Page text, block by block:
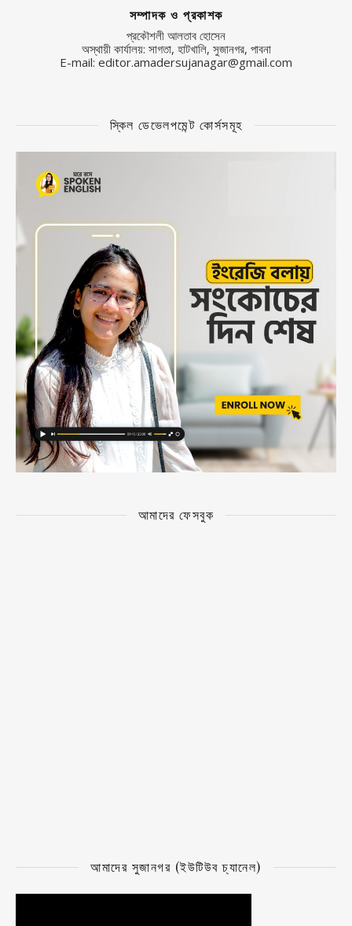
সম্পাদক ও প্রকাশক
প্রকৌশলী আলতাব হোসেন
অস্থায়ী কার্যালয়: সাগতা, হাটখালি, সুজানগর, পাবনা
E-mail: editor.amadersujanagar@gmail.com
স্কিল ডেভেলপমেন্ট কোর্সসমূহ
আমাদের ফেসবুক
আমাদের সুজানগর (ইউটিউব চ্যানেল)